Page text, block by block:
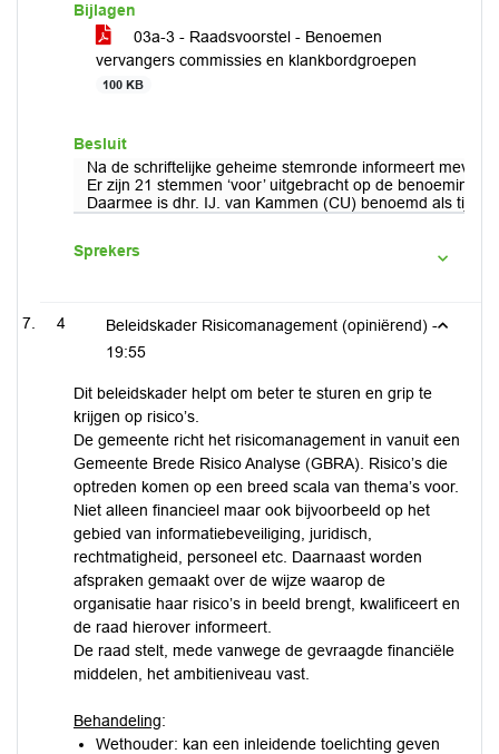
Bijlagen
03a-3 - Raadsvoorstel - Benoemen
vervangers commissies en klankbordgroepen
100 KB
Besluit
Na de schriftelijke geheime stemronde informeert mevr.
Er zijn 21 stemmen ‘voor’ uitgebracht op de benoeming
Daarmee is dhr. IJ. van Kammen (CU) benoemd als
Sprekers
4
Beleidskader Risicomanagement (opiniërend) -
19:55
Dit beleidskader helpt om beter te sturen en grip te
krijgen op risico’s.
De gemeente richt het risicomanagement in vanuit een
Gemeente Brede Risico Analyse (GBRA). Risico’s die
optreden komen op een breed scala van thema’s voor.
Niet alleen financieel maar ook bijvoorbeeld op het
gebied van informatiebeveiliging, juridisch,
rechtmatigheid, personeel etc. Daarnaast worden
afspraken gemaakt over de wijze waarop de
organisatie haar risico’s in beeld brengt, kwalificeert en
de raad hierover informeert.
De raad stelt, mede vanwege de gevraagde financiële
middelen, het ambitieniveau vast.
Behandeling:
Wethouder: kan een inleidende toelichting geven